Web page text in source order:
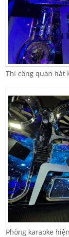
Thi công quán hát
Phòng karaoke